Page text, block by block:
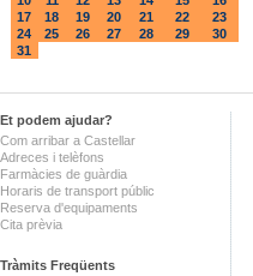
17
18 19 20 21 22
23
24
25 26 27 28 29
30
31
Et podem ajudar?
Com arribar a Castellar
Adreces i telèfons
Farmàcies de guàrdia
Horaris de transport públic
Reserva d'equipaments
Cita prèvia
Tràmits Freqüents